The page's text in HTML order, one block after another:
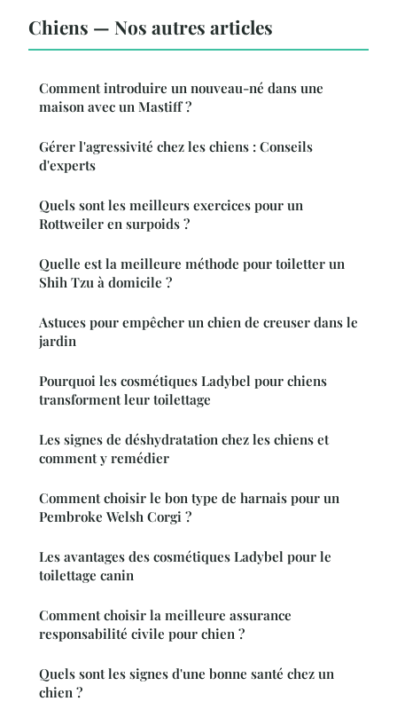
Chiens — Nos autres articles
Comment introduire un nouveau-né dans une
maison avec un Mastiff ?
Gérer l'agressivité chez les chiens : Conseils
d'experts
Quels sont les meilleurs exercices pour un
Rottweiler en surpoids ?
Quelle est la meilleure méthode pour toiletter un
Shih Tzu à domicile ?
Astuces pour empêcher un chien de creuser dans le
jardin
Pourquoi les cosmétiques Ladybel pour chiens
transforment leur toilettage
Les signes de déshydratation chez les chiens et
comment y remédier
Comment choisir le bon type de harnais pour un
Pembroke Welsh Corgi ?
Les avantages des cosmétiques Ladybel pour le
toilettage canin
Comment choisir la meilleure assurance
responsabilité civile pour chien ?
Quels sont les signes d'une bonne santé chez un
chien ?